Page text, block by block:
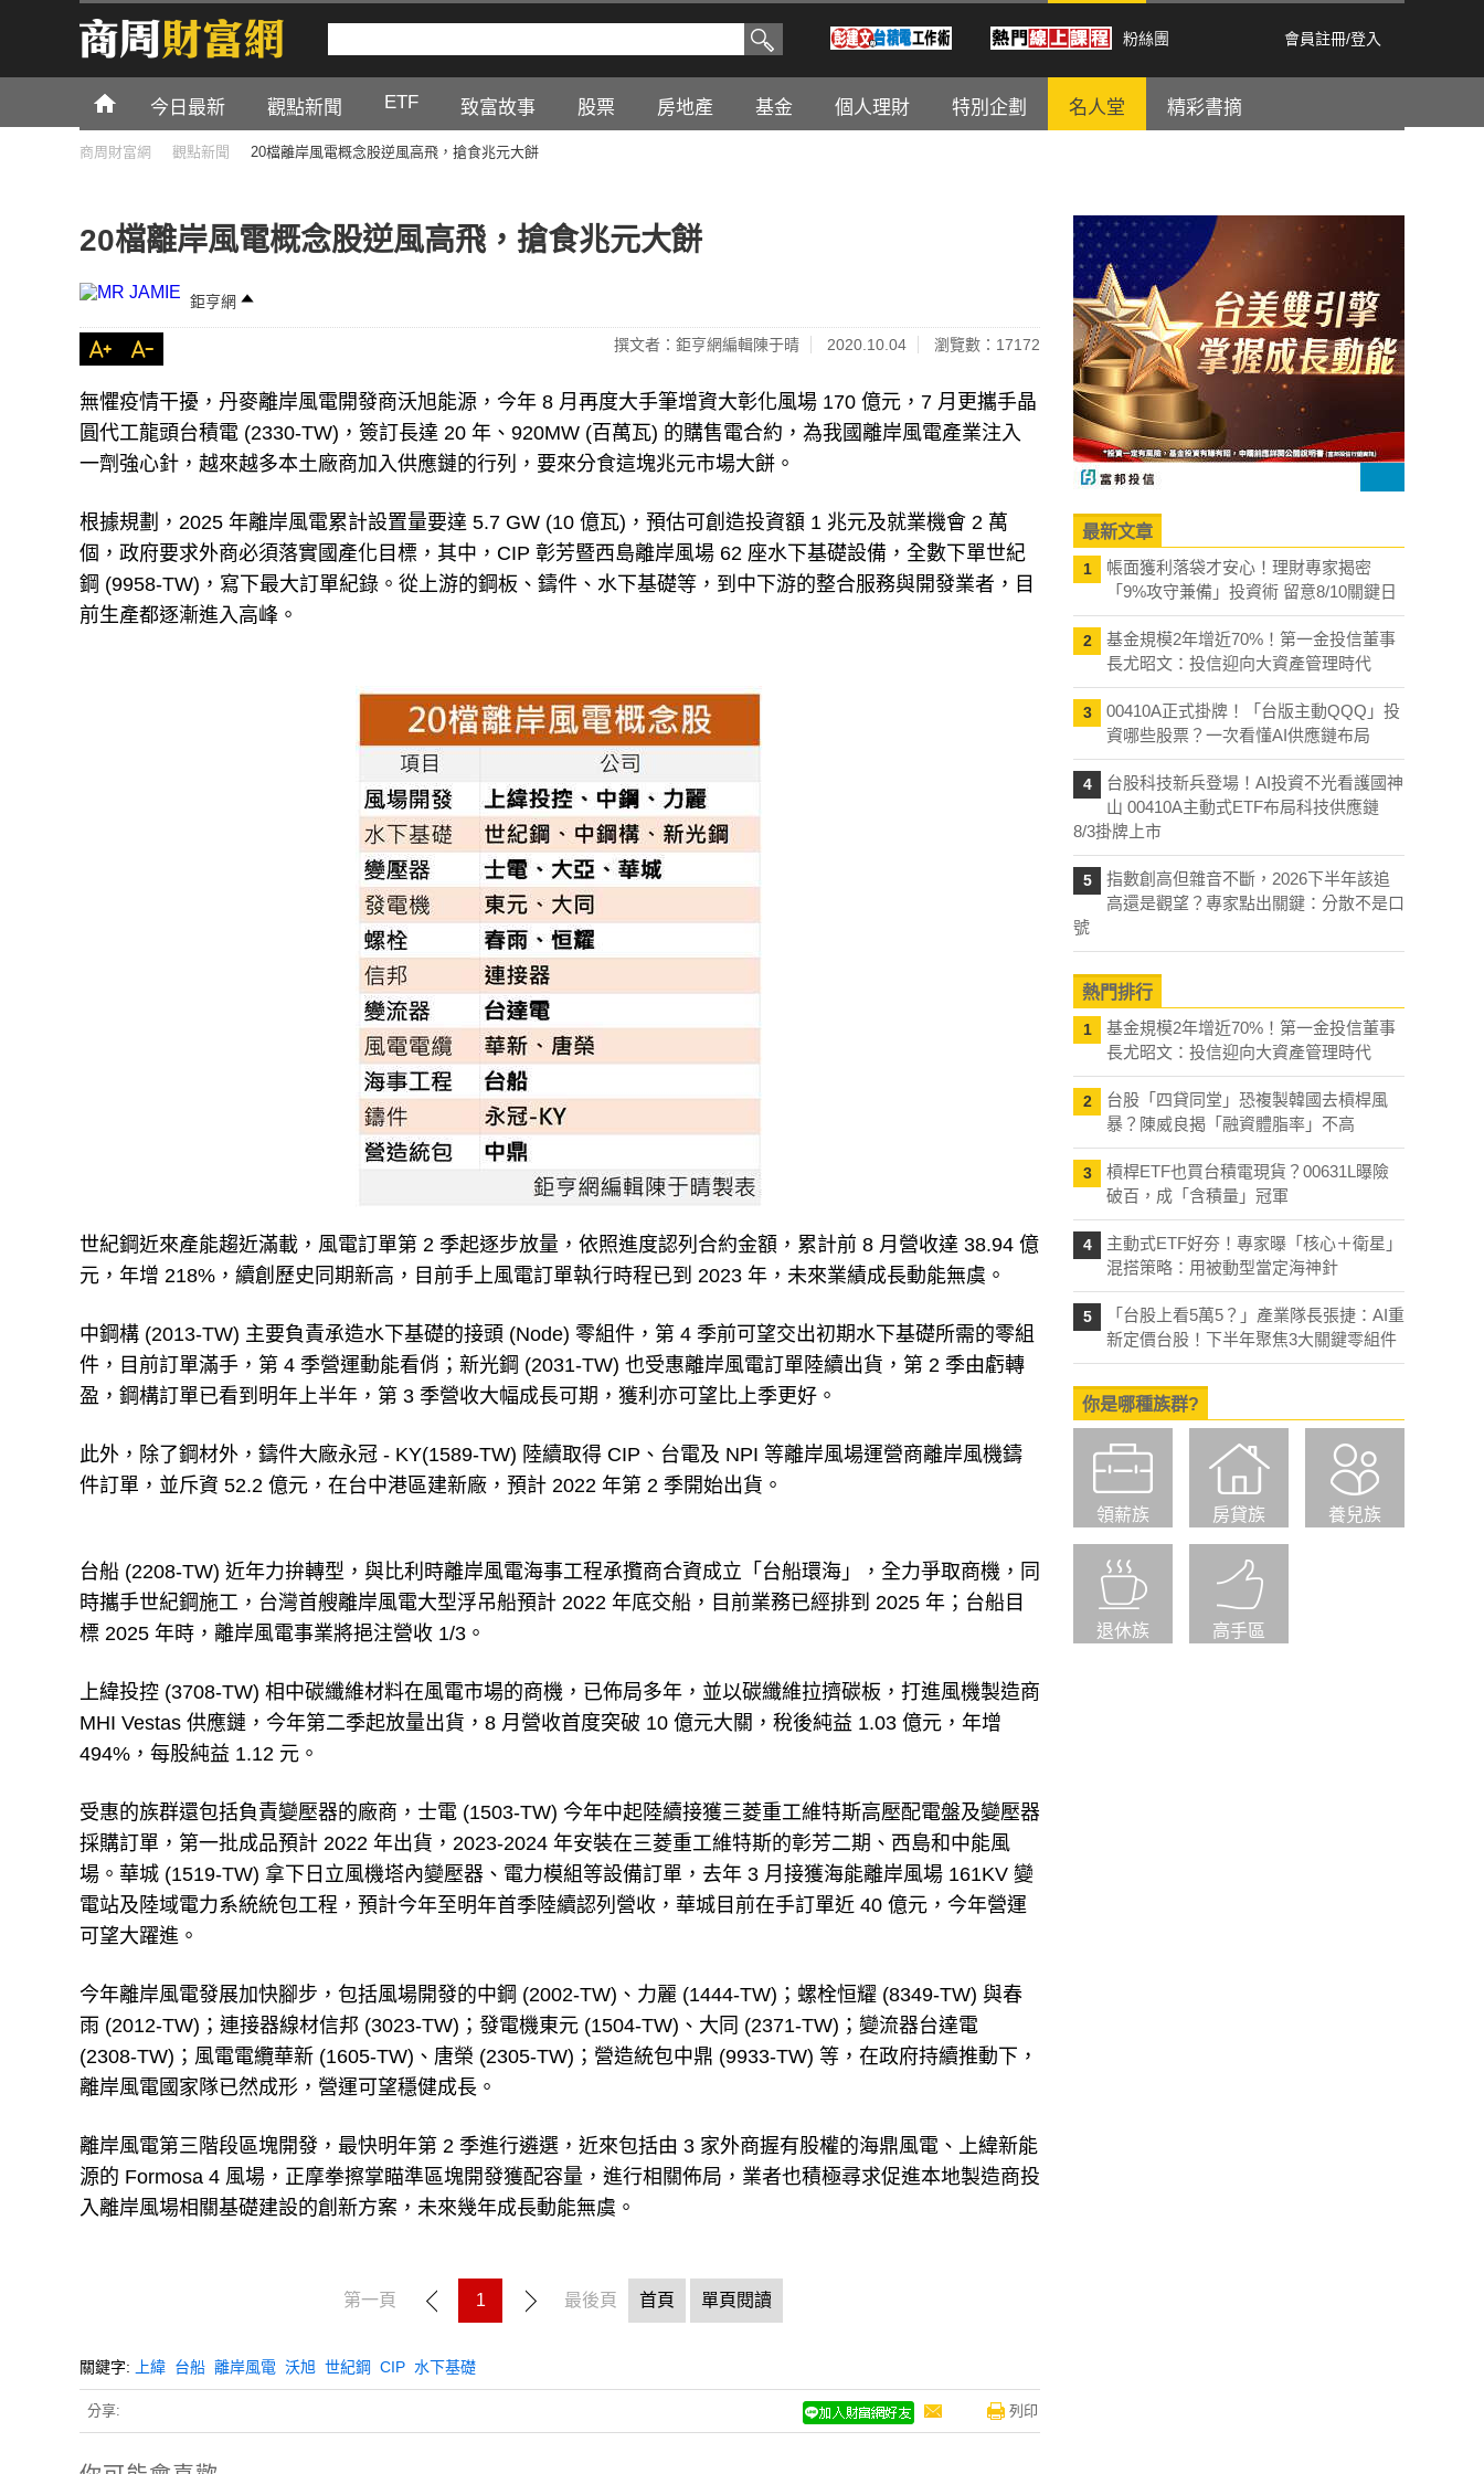
粉絲團 會員註冊/登入
今日最新 觀點新聞 ETF 致富故事 股票 房地產 基金 個人理財 特別企劃 名人堂 精彩書摘
商周財富網 觀點新聞 20檔離岸風電概念股逆風高飛，搶食兆元大餅
20檔離岸風電概念股逆風高飛，搶食兆元大餅
鉅亨網
撰文者：鉅亨網編輯陳于晴 2020.10.04 瀏覽數：17172
無懼疫情干擾，丹麥離岸風電開發商沃旭能源，今年 8 月再度大手筆增資大彰化風場 170 億元，7 月更攜手晶
圓代工龍頭台積電 (2330-TW)，簽訂長達 20 年、920MW (百萬瓦) 的購售電合約，為我國離岸風電產業注入
一劑強心針，越來越多本土廠商加入供應鏈的行列，要來分食這塊兆元市場大餅。
根據規劃，2025 年離岸風電累計設置量要達 5.7 GW (10 億瓦)，預估可創造投資額 1 兆元及就業機會 2 萬
個，政府要求外商必須落實國產化目標，其中，CIP 彰芳暨西島離岸風場 62 座水下基礎設備，全數下單世紀
鋼 (9958-TW)，寫下最大訂單紀錄。從上游的鋼板、鑄件、水下基礎等，到中下游的整合服務與開發業者，目
前生產都逐漸進入高峰。
世紀鋼近來產能趨近滿載，風電訂單第 2 季起逐步放量，依照進度認列合約金額，累計前 8 月營收達 38.94 億
元，年增 218%，續創歷史同期新高，目前手上風電訂單執行時程已到 2023 年，未來業績成長動能無虞。
中鋼構 (2013-TW) 主要負責承造水下基礎的接頭 (Node) 零組件，第 4 季前可望交出初期水下基礎所需的零組
件，目前訂單滿手，第 4 季營運動能看俏；新光鋼 (2031-TW) 也受惠離岸風電訂單陸續出貨，第 2 季由虧轉
盈，鋼構訂單已看到明年上半年，第 3 季營收大幅成長可期，獲利亦可望比上季更好。
此外，除了鋼材外，鑄件大廠永冠 - KY(1589-TW) 陸續取得 CIP、台電及 NPI 等離岸風場運營商離岸風機鑄
件訂單，並斥資 52.2 億元，在台中港區建新廠，預計 2022 年第 2 季開始出貨。
台船 (2208-TW) 近年力拚轉型，與比利時離岸風電海事工程承攬商合資成立「台船環海」，全力爭取商機，同
時攜手世紀鋼施工，台灣首艘離岸風電大型浮吊船預計 2022 年底交船，目前業務已經排到 2025 年；台船目
標 2025 年時，離岸風電事業將挹注營收 1/3。
上緯投控 (3708-TW) 相中碳纖維材料在風電市場的商機，已佈局多年，並以碳纖維拉擠碳板，打進風機製造商
MHI Vestas 供應鏈，今年第二季起放量出貨，8 月營收首度突破 10 億元大關，稅後純益 1.03 億元，年增
494%，每股純益 1.12 元。
受惠的族群還包括負責變壓器的廠商，士電 (1503-TW) 今年中起陸續接獲三菱重工維特斯高壓配電盤及變壓器
採購訂單，第一批成品預計 2022 年出貨，2023-2024 年安裝在三菱重工維特斯的彰芳二期、西島和中能風
場。華城 (1519-TW) 拿下日立風機塔內變壓器、電力模組等設備訂單，去年 3 月接獲海能離岸風場 161KV 變
電站及陸域電力系統統包工程，預計今年至明年首季陸續認列營收，華城目前在手訂單近 40 億元，今年營運
可望大躍進。
今年離岸風電發展加快腳步，包括風場開發的中鋼 (2002-TW)、力麗 (1444-TW)；螺栓恒耀 (8349-TW) 與春
雨 (2012-TW)；連接器線材信邦 (3023-TW)；發電機東元 (1504-TW)、大同 (2371-TW)；變流器台達電
(2308-TW)；風電電纜華新 (1605-TW)、唐榮 (2305-TW)；營造統包中鼎 (9933-TW) 等，在政府持續推動下，
離岸風電國家隊已然成形，營運可望穩健成長。
離岸風電第三階段區塊開發，最快明年第 2 季進行遴選，近來包括由 3 家外商握有股權的海鼎風電、上緯新能
源的 Formosa 4 風場，正摩拳擦掌瞄準區塊開發獲配容量，進行相關佈局，業者也積極尋求促進本地製造商投
入離岸風場相關基礎建設的創新方案，未來幾年成長動能無虞。
第一頁 1 最後頁 首頁 單頁閱讀
關鍵字: 上緯 台船 離岸風電 沃旭 世紀鋼 CIP 水下基礎
分享: 列印
最新文章
1
帳面獲利落袋才安心！理財專家揭密
「9%攻守兼備」投資術 留意8/10關鍵日
2
基金規模2年增近70%！第一金投信董事
長尤昭文：投信迎向大資產管理時代
3
00410A正式掛牌！「台版主動QQQ」投
資哪些股票？一次看懂AI供應鏈布局
4
台股科技新兵登場！AI投資不光看護國神
山 00410A主動式ETF布局科技供應鏈
8/3掛牌上市
5
指數創高但雜音不斷，2026下半年該追
高還是觀望？專家點出關鍵：分散不是口
號
熱門排行
1
基金規模2年增近70%！第一金投信董事
長尤昭文：投信迎向大資產管理時代
2
台股「四貸同堂」恐複製韓國去槓桿風
暴？陳威良揭「融資體脂率」不高
3
槓桿ETF也買台積電現貨？00631L曝險
破百，成「含積量」冠軍
4
主動式ETF好夯！專家曝「核心＋衛星」
混搭策略：用被動型當定海神針
5
「台股上看5萬5？」產業隊長張捷：AI重
新定價台股！下半年聚焦3大關鍵零組件
你是哪種族群?
領薪族 房貸族 養兒族
退休族 高手區